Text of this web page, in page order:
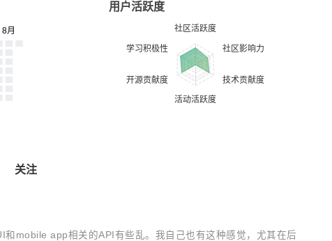
用户活跃度
关注
mobile app相关的API有些乱。我自己也有这种感觉，尤其在后